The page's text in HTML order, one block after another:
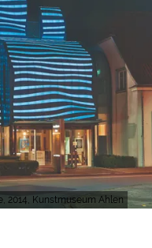
2014, Kunstmuseum Ahlen